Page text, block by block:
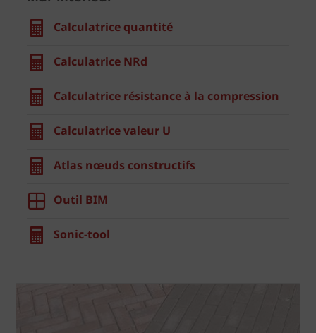
Calculatrice quantité
Calculatrice NRd
Calculatrice résistance à la compression
Calculatrice valeur U
Atlas nœuds constructifs
Outil BIM
Sonic-tool